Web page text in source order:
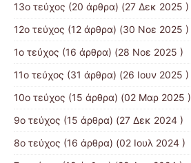
13ο τεύχος (20 άρθρα) (27 Δεκ 2025 )
12ο τεύχος (12 άρθρα) (30 Νοε 2025 )
1ο τεύχος (16 άρθρα) (28 Νοε 2025 )
11ο τεύχος (31 άρθρα) (26 Ιουν 2025 )
10ο τεύχος (15 άρθρα) (02 Μαρ 2025 )
9ο τεύχος (15 άρθρα) (27 Δεκ 2024 )
8ο τεύχος (16 άρθρα) (02 Ιουλ 2024 )